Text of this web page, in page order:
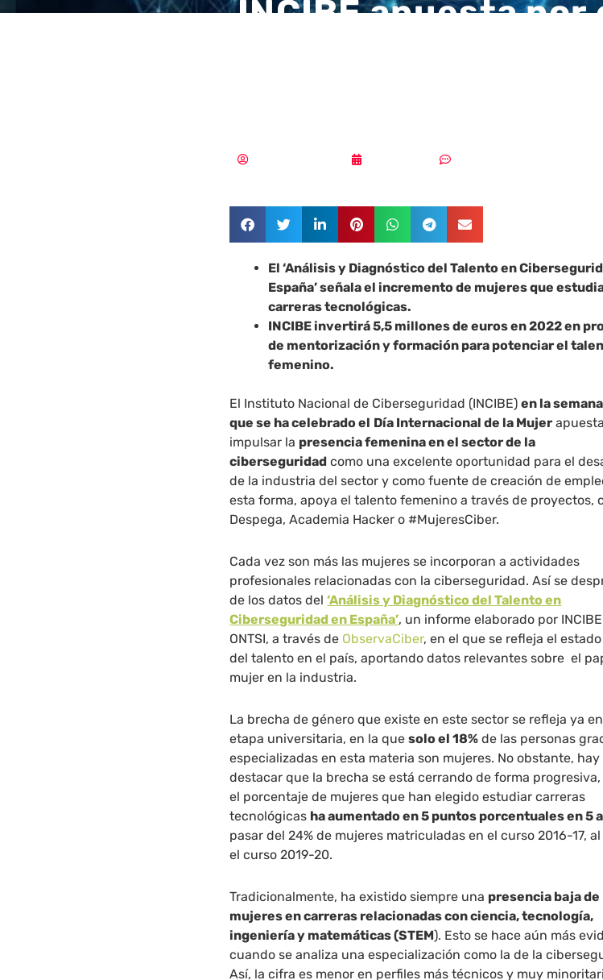
INCIBE apuesta
El ‘Análisis y Diagnóstico del Talento en
España’ señala el incremento de mujeres que
carreras tecnológicas.
INCIBE invertirá 5,5 millones de euros en 2022 en
de mentorización y formación para potenciar el
femenino.
El Instituto Nacional de Ciberseguridad (INCIBE)en la
que se ha celebrado el Día Internacional de la Mujer
impulsar la presencia femenina en el sector de la
ciberseguridad como una excelente oportunidad para el
de la industria del sector y como fuente de creación de
esta forma, apoya el talento femenino a través de proyectos,
Despega, Academia Hacker o #MujeresCiber.
Cada vez son más las mujeres se incorporan a actividades
profesionales relacionadas con la ciberseguridad. Así se
de los datos del‘Análisis y Diagnóstico del Talento en
Ciberseguridad en España’, un informe elaborado por
ONTSI, a través de ObservaCiber, en el que se refleja el
del talento en el país, aportando datos relevantes sobre el
mujer en la industria.
La brecha de género que existe en este sector se refleja ya
etapa universitaria, en la quesolo el 18% de las personas
especializadas en esta materia son mujeres. No obstante,
destacar que la brecha se está cerrando de forma
el porcentaje de mujeres que han elegido estudiar carreras
tecnológicas ha aumentado en 5 puntos porcentuales en 5
pasar del 24% de mujeres matriculadas en el curso 2016-17, al
el curso 2019-20.
Tradicionalmente, ha existido siempre una presencia baja de
mujeres en carreras relacionadas con ciencia, tecnología,
ingeniería y matemáticas (STEM). Esto se hace aún más
cuando se analiza una especialización como la de la
Así, la cifra es menor en perfiles más técnicos y muy